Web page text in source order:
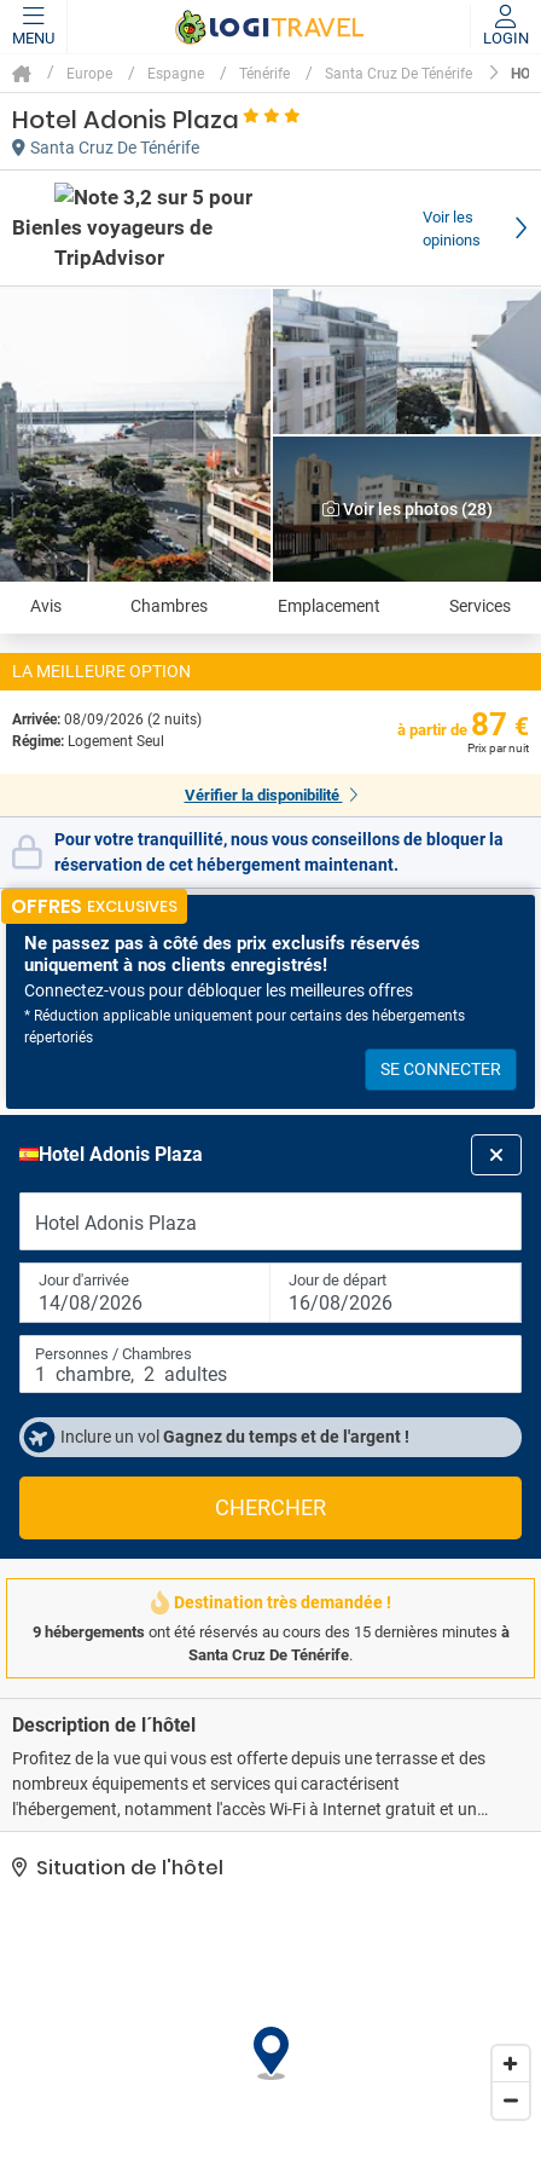
MENU LOGIN
Europe Espagne Ténérife Santa Cruz De Ténérife
Hotel Adonis Plaza
Santa Cruz De Ténérife
Bien
Voir les
opinions
Voir les photos (28)
Avis Chambres Emplacement Services
LA MEILLEURE OPTION
Arrivée: 08/09/2026 (2 nuits)
Régime: Logement Seul
à partir de 87 €
Prix par nuit
Vérifier la disponibilité
Pour votre tranquillité, nous vous conseillons de bloquer la
réservation de cet hébergement maintenant.
OFFRES EXCLUSIVES
Ne passez pas à côté des prix exclusifs réservés
uniquement à nos clients enregistrés!
Connectez-vous pour débloquer les meilleures offres
* Réduction applicable uniquement pour certains des hébergements
répertoriés
SE CONNECTER
Hotel Adonis Plaza
Hotel Adonis Plaza
Jour d'arrivée
14/08/2026
Jour de départ
16/08/2026
Personnes / Chambres
1 chambre, 2 adultes
Inclure un vol Gagnez du temps et de l'argent !
CHERCHER
Destination très demandée !
9 hébergements ont été réservés au cours des 15 dernières minutes à
Santa Cruz De Ténérife.
Description de l´hôtel
Profitez de la vue qui vous est offerte depuis une terrasse et des
nombreux équipements et services qui caractérisent
l'hébergement, notamment l'accès Wi-Fi à Internet gratuit et un
service d'assistance pour les visites touristiques ou l'achat de
billets.. Les équipements et services proposés incluent des
Situation de l'hôtel